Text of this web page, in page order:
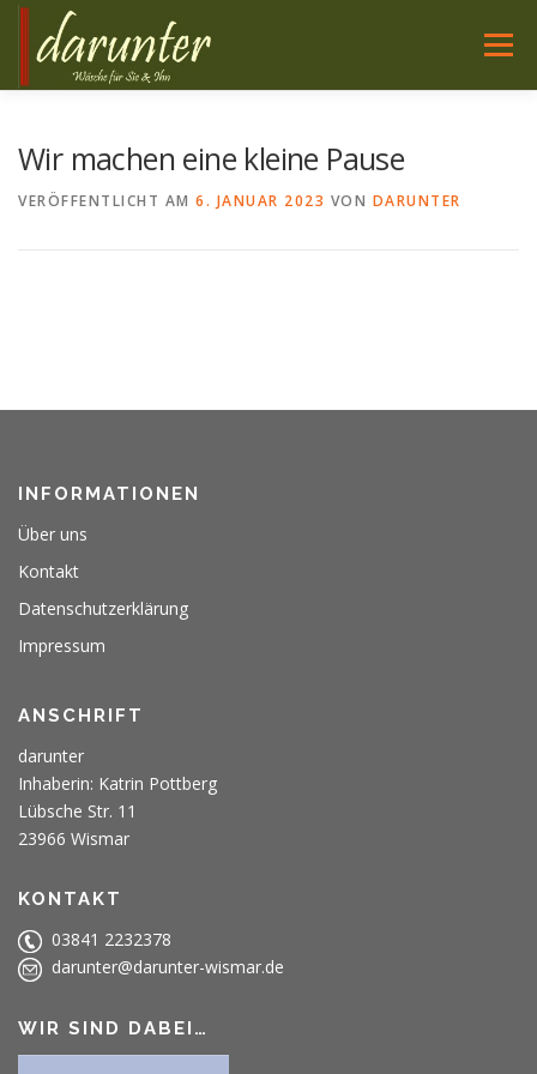
Zum
springen
Menü
Wir machen eine kleine Pause
VERÖFFENTLICHT AM 6. JANUAR 2023 VON DARUNTER
INFORMATIONEN
Über uns
Kontakt
Datenschutzerklärung
Impressum
ANSCHRIFT
darunter
Inhaberin: Katrin Pottberg
Lübsche Str. 11
23966 Wismar
KONTAKT
03841 2232378
darunter@darunter-wismar.de
WIR SIND DABEI…